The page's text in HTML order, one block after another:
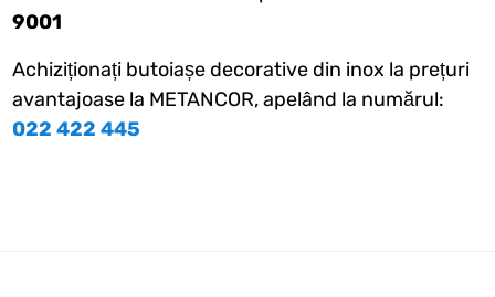
9001
Achiziționați butoiașe decorative din inox la prețuri
avantajoase la METANCOR, apelând la numărul:
022 422 445